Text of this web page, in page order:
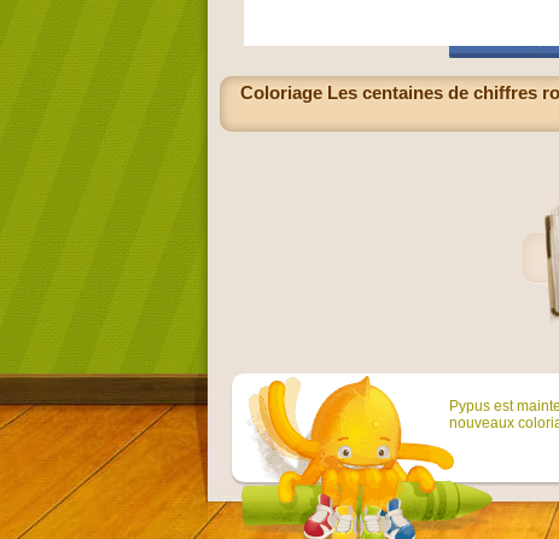
Coloriage Les centaines de chiffres
Pypus est
nouveaux